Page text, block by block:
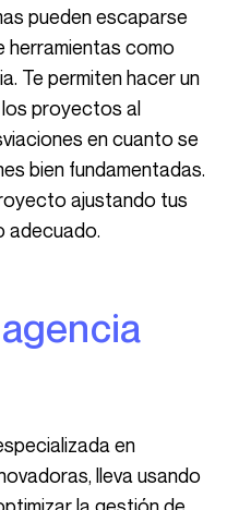
pueden escaparse
herramientas como
Te permiten hacer un
proyectos al
en cuanto se
bien fundamentadas.
ajustando tus
adecuado.
en
lleva usando